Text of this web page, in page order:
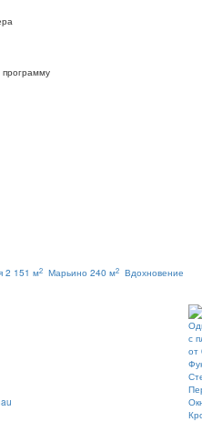
2 151 м2 Марьино 240 м2 Вдохновение
с
от